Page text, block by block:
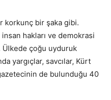
korkunç bir şaka gibi.
hakları ve demokrasi
çoğu uyduruk
yargıçlar, savcılar, Kürt
de bulunduğu 40